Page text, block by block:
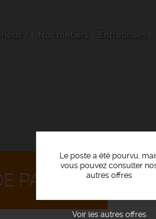
? Nos métiers Entreprises
Le poste a été pourvu,
vous pouvez consulter
autres offres
Voir les autres offres
PAIE F/H